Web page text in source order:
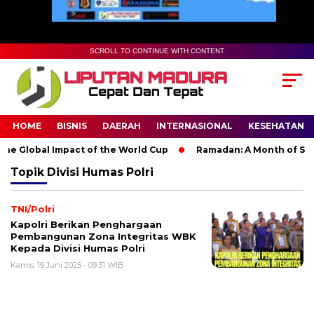
SCROLL TO CONTINUE WITH CONTENT
HOME BISNIS DAERAH INTERNASIONAL KESEHATAN
Global Impact of the World Cup Ramadan: A Month of
Topik Divisi Humas Polri
TNI/Polri
Kapolri Berikan Penghargaan
Pembangunan Zona Integritas WBK
Kepada Divisi Humas Polri
Kamis, 19 Juni 2025 - 09:31 WIB